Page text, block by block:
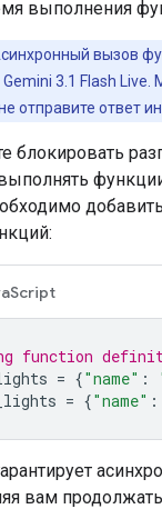
выполнения
вызов
3.1 Flash Live.
отправите ответ
блокировать
добавить
function
= {"name" :
= {"name" :
вам